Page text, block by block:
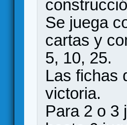
Se juega
cartas y
5, 10, 25.
Las fichas
victoria.
Para 2 o 3